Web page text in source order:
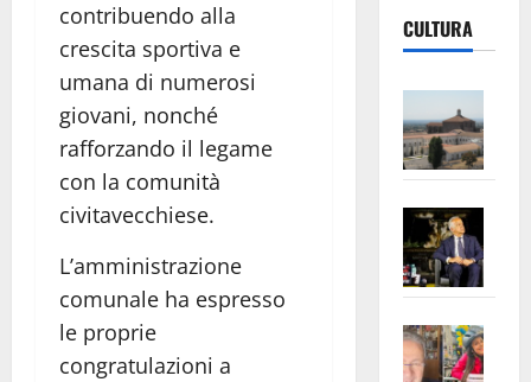
contribuendo alla
crescita sportiva e
umana di numerosi
giovani, nonché
rafforzando il legame
con la comunità
civitavecchiese.
L’amministrazione
comunale ha espresso
le proprie
congratulazioni a
CULTURA
apre